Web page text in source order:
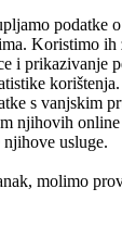
podatke
Koristimo ih
i prikazivanje
s vanjskim
njihovih
usluge.
molimo